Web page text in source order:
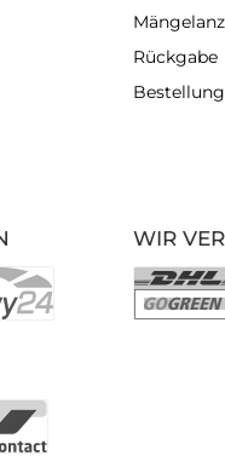
Rückgabe
WIR